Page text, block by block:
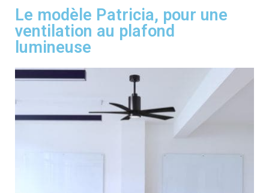
Le modèle Patricia, pour une
ventilation au plafond
lumineuse